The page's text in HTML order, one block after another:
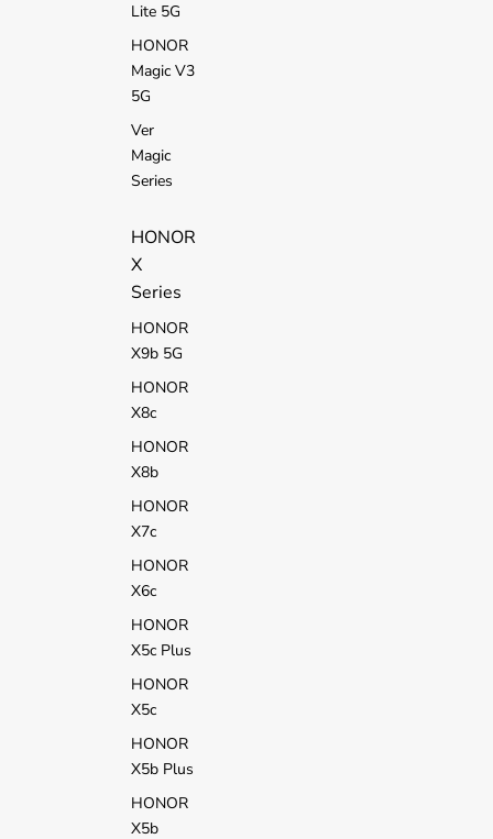
Lite 5G
HONOR
Magic V3
5G
Ver
Magic
Series
HONOR
X
Series
HONOR
X9b 5G
HONOR
X8c
HONOR
X8b
HONOR
X7c
HONOR
X6c
HONOR
X5c Plus
HONOR
X5c
HONOR
X5b Plus
HONOR
X5b